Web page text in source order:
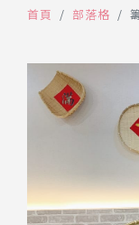
首頁 部落格